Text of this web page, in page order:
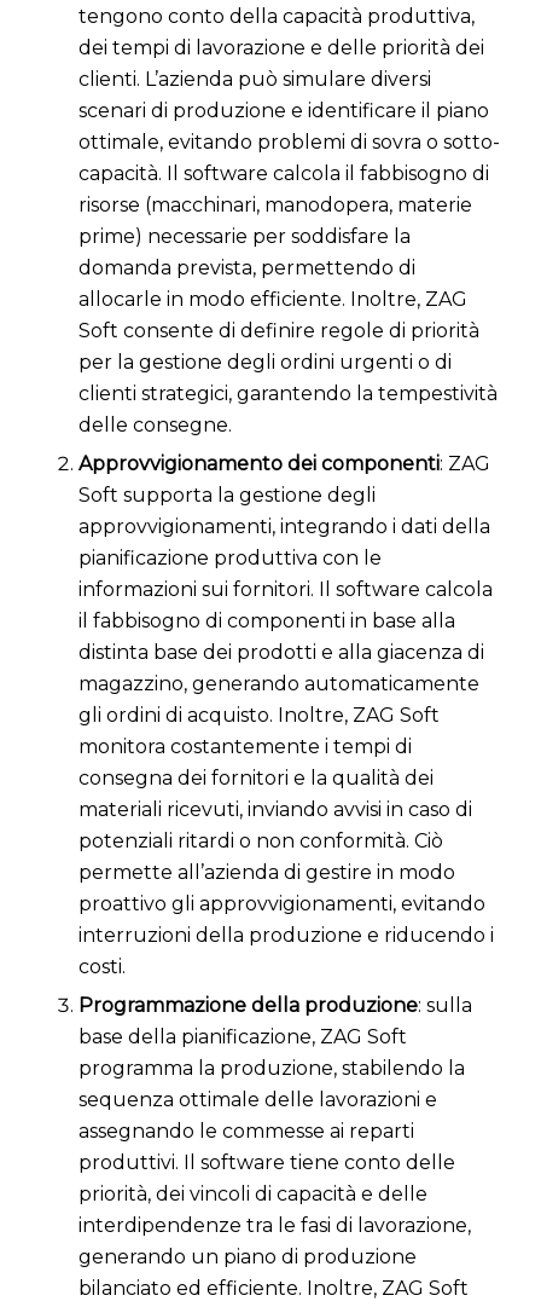
tengono conto della capacità produttiva,
dei tempi di lavorazione e delle priorità dei
clienti. L’azienda può simulare diversi
scenari di produzione e identificare il piano
ottimale, evitando problemi di sovra o sotto-
capacità. Il software calcola il fabbisogno di
risorse (macchinari, manodopera, materie
prime) necessarie per soddisfare la
domanda prevista, permettendo di
allocarle in modo efficiente. Inoltre, ZAG
Soft consente di definire regole di priorità
per la gestione degli ordini urgenti o di
clienti strategici, garantendo la tempestività
delle consegne.
Approvvigionamento dei componenti: ZAG
Soft supporta la gestione degli
approvvigionamenti, integrando i dati della
pianificazione produttiva con le
informazioni sui fornitori. Il software calcola
il fabbisogno di componenti in base alla
distinta base dei prodotti e alla giacenza di
magazzino, generando automaticamente
gli ordini di acquisto. Inoltre, ZAG Soft
monitora costantemente i tempi di
consegna dei fornitori e la qualità dei
materiali ricevuti, inviando avvisi in caso di
potenziali ritardi o non conformità. Ciò
permette all’azienda di gestire in modo
proattivo gli approvvigionamenti, evitando
interruzioni della produzione e riducendo i
costi.
Programmazione della produzione: sulla
base della pianificazione, ZAG Soft
programma la produzione, stabilendo la
sequenza ottimale delle lavorazioni e
assegnando le commesse ai reparti
produttivi. Il software tiene conto delle
priorità, dei vincoli di capacità e delle
interdipendenze tra le fasi di lavorazione,
generando un piano di produzione
bilanciato ed efficiente. Inoltre, ZAG Soft